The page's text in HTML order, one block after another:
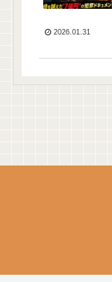
2026.01.31